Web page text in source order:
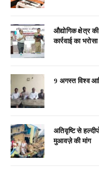
औद्योगिक क्षेत्र
कार्रवाई का भरोसा
9 अगस्त विश्व
अतिवृष्टि से
मुआवज़े की मांग